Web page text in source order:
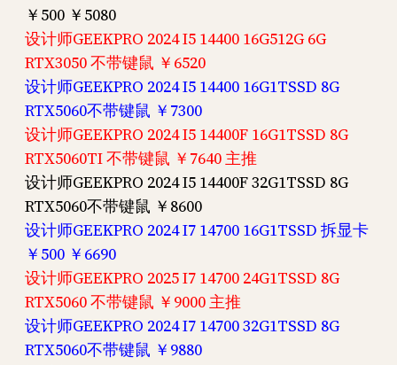
￥500 ￥5080
设计师GEEKPRO 2024 I5 14400 16G512G 6G
RTX3050 不带键鼠 ￥6520
设计师GEEKPRO 2024 I5 14400 16G1TSSD 8G
RTX5060不带键鼠 ￥7300
设计师GEEKPRO 2024 I5 14400F 16G1TSSD 8G
RTX5060TI 不带键鼠 ￥7640 主推
设计师GEEKPRO 2024 I5 14400F 32G1TSSD 8G
RTX5060不带键鼠 ￥8600
设计师GEEKPRO 2024 I7 14700 16G1TSSD 拆显卡
￥500 ￥6690
设计师GEEKPRO 2025 I7 14700 24G1TSSD 8G
RTX5060 不带键鼠 ￥9000 主推
设计师GEEKPRO 2024 I7 14700 32G1TSSD 8G
RTX5060不带键鼠 ￥9880